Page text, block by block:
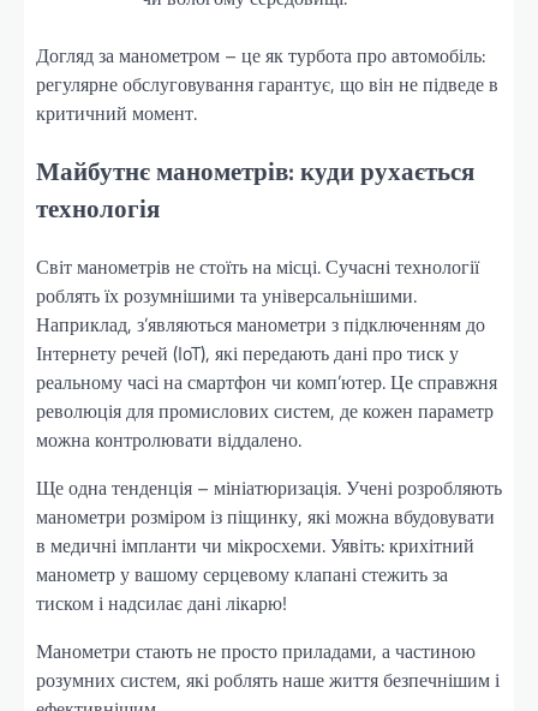
Догляд за манометром – це як турбота про автомобіль:
регулярне обслуговування гарантує, що він не підведе в
критичний момент.
Майбутнє манометрів: куди рухається
технологія
Світ манометрів не стоїть на місці. Сучасні технології
роблять їх розумнішими та універсальнішими.
Наприклад, з’являються манометри з підключенням до
Інтернету речей (IoT), які передають дані про тиск у
реальному часі на смартфон чи комп’ютер. Це справжня
революція для промислових систем, де кожен параметр
можна контролювати віддалено.
Ще одна тенденція – мініатюризація. Учені розробляють
манометри розміром із піщинку, які можна вбудовувати
в медичні імпланти чи мікросхеми. Уявіть: крихітний
манометр у вашому серцевому клапані стежить за
тиском і надсилає дані лікарю!
Манометри стають не просто приладами, а частиною
розумних систем, які роблять наше життя безпечнішим і